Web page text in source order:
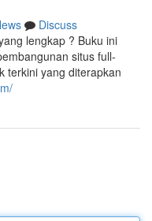
Discuss
lengkap ? Buku ini
situs full-
terkini yang diterapkan